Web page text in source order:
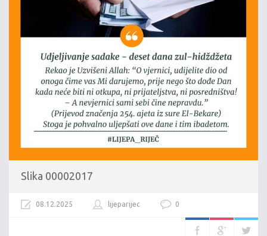
Slika 00002017
08.12.2025 lijeparijec 0